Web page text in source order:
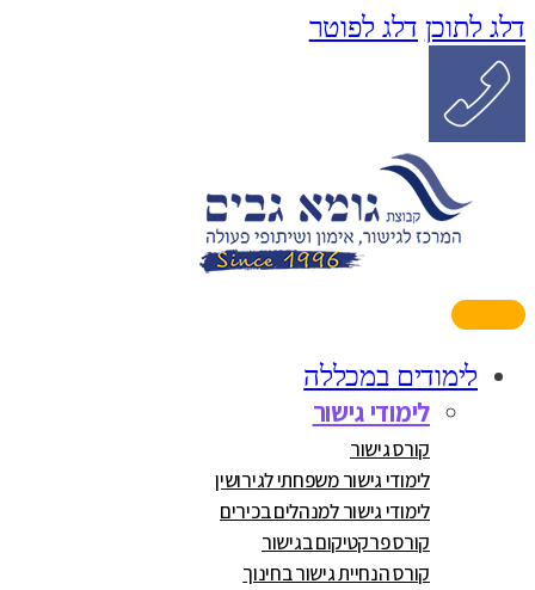
דלג לתוכן דלג לפוטר
לימודים במכללה
לימודי גישור
קורס גישור
לימודי גישור משפחתי לגירושין
לימודי גישור למנהלים בכירים
קורס פרקטיקום בגישור
קורס הנחיית גישור בחינוך